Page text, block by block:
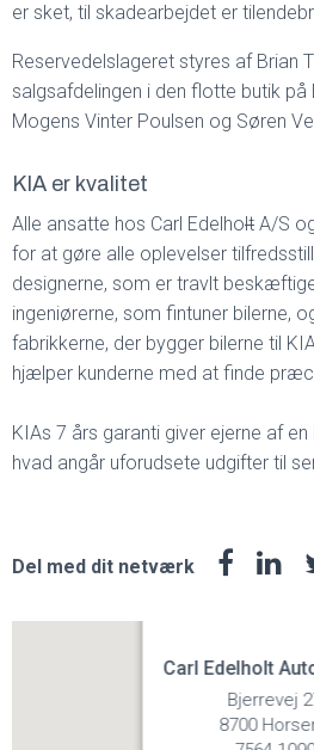
er sket, til skadearbejdet er
Reservedelslageret styres af Brian
salgsafdelingen i den flotte butik på
Mogens Vinter Poulsen og Søren
KIA er kvalitet
Alle ansatte hos Carl Edelholt A/S
for at gøre alle oplevelser
designerne, som er travlt
ingeniørerne, som fintuner bilerne,
fabrikkerne, der bygger bilerne til
hjælper kunderne med at finde
KIAs 7 års garanti giver ejerne af
hvad angår uforudsete udgifter til
Del med dit netværk
Carl Edelholt
Bjerrevej
8700